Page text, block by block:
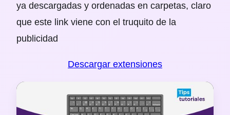
ya descargadas y ordenadas en carpetas, claro
que este link viene con el truquito de la
publicidad
Descargar extensiones